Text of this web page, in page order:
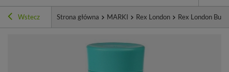
Wstecz Strona główna MARKI Rex London Rex London